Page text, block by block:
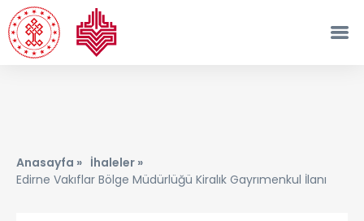
Anasayfa » İhaleler »
Edirne Vakıflar Bölge Müdürlüğü Kiralık Gayrımenkul İlanı